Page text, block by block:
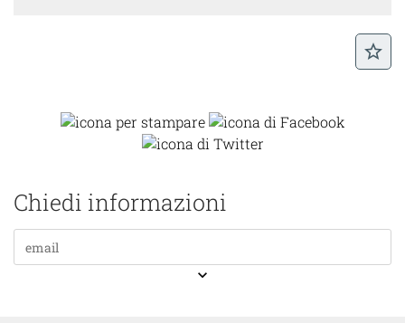
star_border
Chiedi informazioni
keyboard_arrow_down